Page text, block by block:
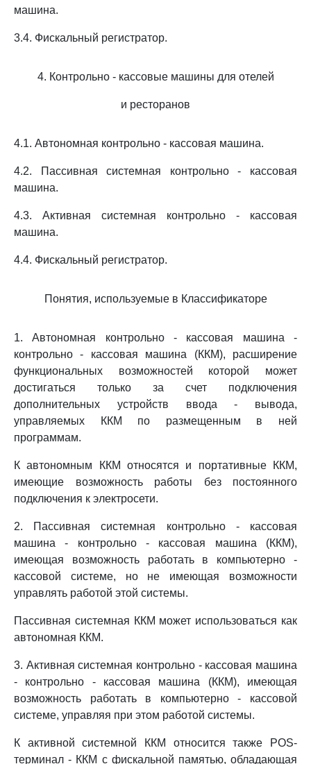
машина.
3.4. Фискальный регистратор.
4. Контрольно - кассовые машины для отелей
и ресторанов
4.1. Автономная контрольно - кассовая машина.
4.2. Пассивная системная контрольно - кассовая
машина.
4.3. Активная системная контрольно - кассовая
машина.
4.4. Фискальный регистратор.
Понятия, используемые в Классификаторе
1. Автономная контрольно - кассовая машина -
контрольно - кассовая машина (ККМ), расширение
функциональных возможностей которой может
достигаться только за счет подключения
дополнительных устройств ввода - вывода,
управляемых ККМ по размещенным в ней
программам.
К автономным ККМ относятся и портативные ККМ,
имеющие возможность работы без постоянного
подключения к электросети.
2. Пассивная системная контрольно - кассовая
машина - контрольно - кассовая машина (ККМ),
имеющая возможность работать в компьютерно -
кассовой системе, но не имеющая возможности
управлять работой этой системы.
Пассивная системная ККМ может использоваться как
автономная ККМ.
3. Активная системная контрольно - кассовая машина
- контрольно - кассовая машина (ККМ), имеющая
возможность работать в компьютерно - кассовой
системе, управляя при этом работой системы.
К активной системной ККМ относится также POS-
терминал - ККМ с фискальной памятью, обладающая